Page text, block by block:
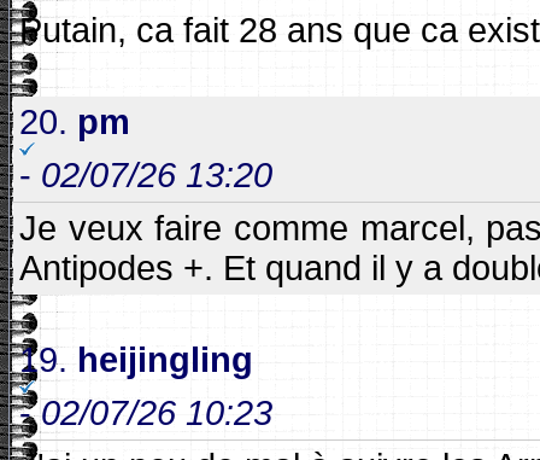
Putain, ca fait 28 ans que ca
20. pm
- 02/07/26 13:20
Je veux faire comme marcel,
Antipodes +. Et quand il y a
19. heijingling
-02/07/26 10:23